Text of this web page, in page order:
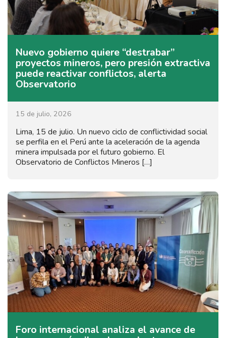
Nuevo gobierno quiere “destrabar”
proyectos mineros, pero presión extractiva
puede reactivar conflictos, alerta
Observatorio
15 de julio, 2026
Lima, 15 de julio. Un nuevo ciclo de conflictividad social
se perfila en el Perú ante la aceleración de la agenda
minera impulsada por el futuro gobierno. El
Observatorio de Conflictos Mineros […]
Foro internacional analiza el avance de